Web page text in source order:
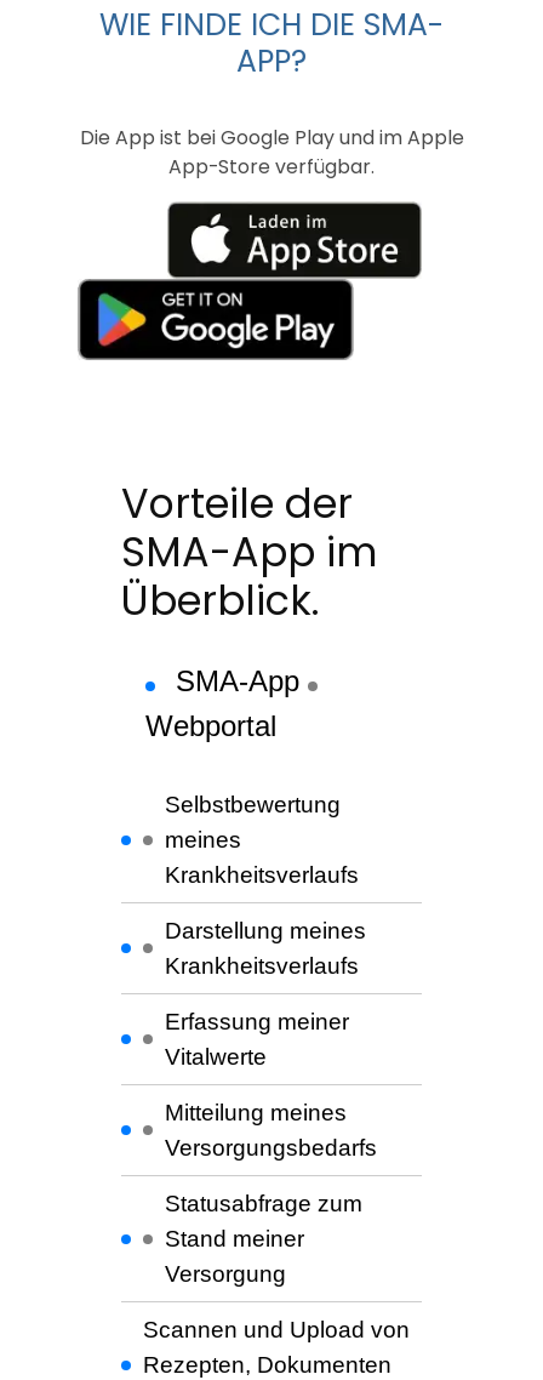
WIE FINDE ICH DIE SMA-
APP?
Die App ist bei Google Play und im Apple
App-Store verfügbar.
Vorteile der
SMA-App im
Überblick.
SMA-App
Webportal
Selbstbewertung
meines
Krankheitsverlaufs
Darstellung meines
Krankheitsverlaufs
Erfassung meiner
Vitalwerte
Mitteilung meines
Versorgungsbedarfs
Statusabfrage zum
Stand meiner
Versorgung
Scannen und Upload von
Rezepten, Dokumenten